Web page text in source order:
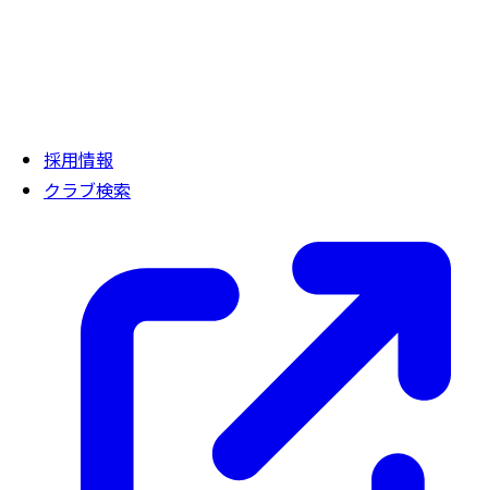
採用情報
クラブ検索